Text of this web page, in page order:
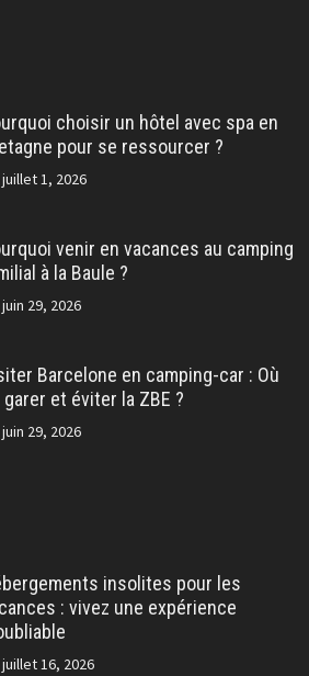
choisir un hôtel avec spa en
pour se ressourcer ?
juillet 1, 2026
venir en vacances au camping
à la Baule ?
juin 29, 2026
Barcelone en camping-car : Où
garer et éviter la ZBE ?
juin 29, 2026
insolites pour les
: vivez une expérience
juillet 16, 2026